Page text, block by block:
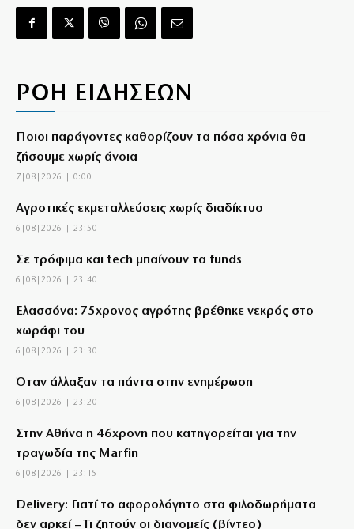
ΡΟΗ ΕΙΔΗΣΕΩΝ
Ποιοι παράγοντες καθορίζουν τα πόσα χρόνια θα
ζήσουμε χωρίς άνοια
7|08|2026 | 0:00
Αγροτικές εκμεταλλεύσεις χωρίς διαδίκτυο
6|08|2026 | 23:50
Σε τρόφιμα και tech μπαίνουν τα funds
6|08|2026 | 23:40
Ελασσόνα: 75χρονος αγρότης βρέθηκε νεκρός στο
χωράφι του
6|08|2026 | 23:30
Όταν άλλαξαν τα πάντα στην ενημέρωση
6|08|2026 | 23:20
Στην Αθήνα η 46χρονη που κατηγορείται για την
τραγωδία της Marfin
6|08|2026 | 23:15
Delivery: Γιατί το αφορολόγητο στα φιλοδωρήματα
δεν αρκεί – Τι ζητούν οι διανομείς (βίντεο)